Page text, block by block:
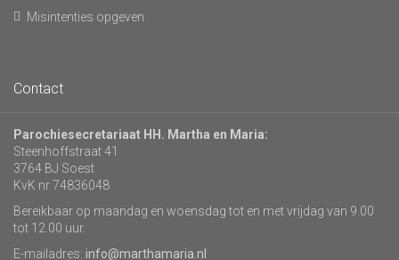
Misintenties opgeven
Contact
Parochiesecretariaat HH. Martha en Maria:
Steenhoffstraat 41
3764 BJ Soest
KvK nr 74836048
Bereikbaar op maandag en woensdag tot en met vrijdag van 9.00
tot 12.00 uur.
E-mailadres: info@marthamaria.nl